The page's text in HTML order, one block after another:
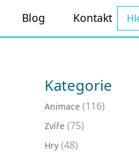
Blog Kontakt
Kategorie
Animace (116)
Zvíře (75)
Hry (48)